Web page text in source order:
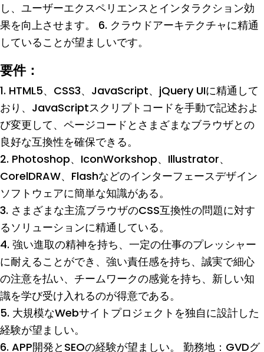
し、ユーザーエクスペリエンスとインタラクション効
果を向上させます。 6. クラウドアーキテクチャに精通
していることが望ましいです。
要件：
1. HTML5、CSS3、JavaScript、jQuery UIに精通して
おり、JavaScriptスクリプトコードを手動で記述およ
び変更して、ページコードとさまざまなブラウザとの
良好な互換性を確保できる。
2. Photoshop、IconWorkshop、Illustrator、
CorelDRAW、Flashなどのインターフェースデザイン
ソフトウェアに簡単な知識がある。
3. さまざまな主流ブラウザのCSS互換性の問題に対す
るソリューションに精通している。
4. 強い進取の精神を持ち、一定の仕事のプレッシャー
に耐えることができ、強い責任感を持ち、誠実で細心
の注意を払い、チームワークの感覚を持ち、新しい知
識を学び受け入れるのが得意である。
5. 大規模なWebサイトプロジェクトを独自に設計した
経験が望ましい。
6. APP開発とSEOの経験が望ましい。 勤務地：GVDグ